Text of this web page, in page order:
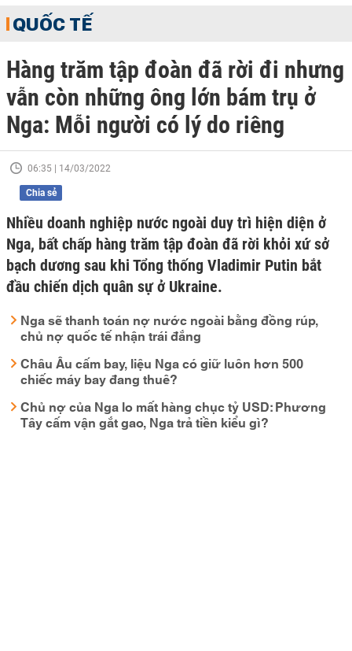
QUỐC TẾ
Hàng trăm tập đoàn đã rời đi nhưng
vẫn còn những ông lớn bám trụ ở
Nga: Mỗi người có lý do riêng
06:35 | 14/03/2022
Chia sẻ
Nhiều doanh nghiệp nước ngoài duy trì hiện diện ở
Nga, bất chấp hàng trăm tập đoàn đã rời khỏi xứ sở
bạch dương sau khi Tổng thống Vladimir Putin bắt
đầu chiến dịch quân sự ở Ukraine.
Nga sẽ thanh toán nợ nước ngoài bằng đồng rúp,
chủ nợ quốc tế nhận trái đắng
Châu Âu cấm bay, liệu Nga có giữ luôn hơn 500
chiếc máy bay đang thuê?
Chủ nợ của Nga lo mất hàng chục tỷ USD: Phương
Tây cấm vận gắt gao, Nga trả tiền kiểu gì?